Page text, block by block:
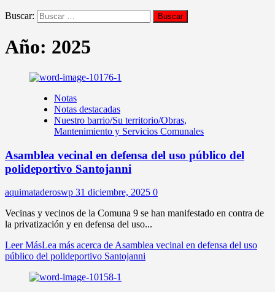
Buscar:
Año: 2025
Notas
Notas destacadas
Nuestro barrio/Su territorio/Obras,
Mantenimiento y Servicios Comunales
Asamblea vecinal en defensa del uso público del
polideportivo Santojanni
aquimataderoswp 31 diciembre, 2025 0
Vecinas y vecinos de la Comuna 9 se han manifestado en contra de
la privatización y en defensa del uso...
Leer MásLea más acerca de Asamblea vecinal en defensa del uso
público del polideportivo Santojanni